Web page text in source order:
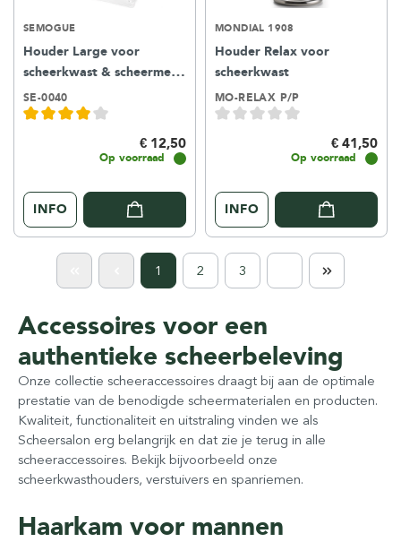
SEMOGUE
Houder Large voor
scheerkwast & scheermes -
acryl kunststof
SE-0040
€ 12,50
Op voorraad
INFO
MONDIAL 1908
Houder Relax voor
scheerkwast
MO-RELAX P/P
€ 41,50
Op voorraad
INFO
1 2 3
Accessoires voor een
authentieke scheerbeleving
Onze collectie scheeraccessoires draagt bij aan de optimale
prestatie van de benodigde scheermaterialen en producten.
Kwaliteit, functionaliteit en uitstraling vinden we als
Scheersalon erg belangrijk en dat zie je terug in alle
scheeraccessoires. Bekijk bijvoorbeeld onze
scheerkwasthouders, verstuivers en spanriemen.
Haarkam voor mannen